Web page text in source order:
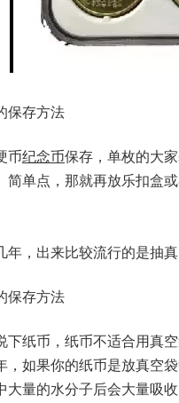
存方法
纪念币保存，单枚的大
简单点，那就再放乐扣盒
出来比较流行的是抽真
存方法
币，纸币不适合用真空
，如果你的纸币是放真空
大量的水分子后会大量吸